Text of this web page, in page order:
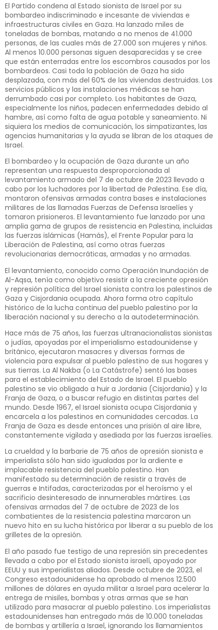
El Partido condena al Estado sionista de Israel por su
bombardeo indiscriminado e incesante de viviendas e
infraestructuras civiles en Gaza. Ha lanzado miles de
toneladas de bombas, matando a no menos de 41.000
personas, de las cuales más de 27.000 son mujeres y niños.
Al menos 10.000 personas siguen desaparecidas y se cree
que están enterradas entre los escombros causados por los
bombardeos. Casi toda la población de Gaza ha sido
desplazada, con más del 60% de las viviendas destruidas. Los
servicios públicos y las instalaciones médicas se han
derrumbado casi por completo. Los habitantes de Gaza,
especialmente los niños, padecen enfermedades debido al
hambre, así como falta de agua potable y saneamiento. Ni
siquiera los medios de comunicación, los simpatizantes, las
agencias humanitarias y la ayuda se libran de los ataques de
Israel.
El bombardeo y la ocupación de Gaza durante un año
representan una respuesta desproporcionada al
levantamiento armado del 7 de octubre de 2023 llevado a
cabo por los luchadores por la libertad de Palestina. Ese día,
montaron ofensivas armadas contra bases e instalaciones
militares de las llamadas Fuerzas de Defensa Israelíes y
tomaron prisioneros. El levantamiento fue lanzado por una
amplia gama de grupos de resistencia en Palestina, incluidas
las fuerzas islámicas (Hamás), el Frente Popular para la
Liberación de Palestina, así como otras fuerzas
revolucionarias democráticas, armadas y no armadas.
El levantamiento, conocido como Operación Inundación de
Al-Aqsa, tenía como objetivo resistir a la creciente opresión
y represión política del Israel sionista contra los palestinos de
Gaza y Cisjordania ocupada. Ahora forma otro capítulo
histórico de la lucha continua del pueblo palestino por la
liberación nacional y su derecho a la autodeterminación.
Hace más de 75 años, las fuerzas ultranacionalistas sionistas
o judías, apoyadas por el imperialismo estadounidense y
británico, ejecutaron masacres y diversas formas de
violencia para expulsar al pueblo palestino de sus hogares y
sus tierras. La Al Nakba (o La Catástrofe) sentó las bases
para el establecimiento del Estado de Israel. El pueblo
palestino se vio obligado a huir a Jordania (Cisjordania) y la
Franja de Gaza, o a buscar refugio en distintas partes del
mundo. Desde 1967, el Israel sionista ocupa Cisjordania y
encarcela a los palestinos en comunidades cercadas. La
Franja de Gaza es desde entonces una prisión al aire libre,
constantemente vigilada y asediada por las fuerzas israelíes.
La crueldad y la barbarie de 75 años de opresión sionista e
imperialista sólo han sido igualadas por la ardiente e
implacable resistencia del pueblo palestino. Han
manifestado su determinación de resistir a través de
guerras e Intifadas, caracterizadas por el heroísmo y el
sacrificio desinteresado de innumerables mártires. Las
ofensivas armadas del 7 de octubre de 2023 de los
combatientes de la resistencia palestina marcaron un
nuevo hito en su lucha histórica por liberar a su pueblo de los
grilletes de la opresión.
El año pasado fue testigo de una represión sin precedentes
llevada a cabo por el Estado sionista israelí, apoyado por
EEUU y sus imperialistas aliados. Desde octubre de 2023, el
Congreso estadounidense ha aprobado al menos 12.500
millones de dólares en ayuda militar a Israel para acelerar la
entrega de misiles, bombas y otras armas que se han
utilizado para masacrar al pueblo palestino. Los imperialistas
estadounidenses han entregado más de 10.000 toneladas
de bombas y artillería a Israel, ignorando los llamamientos